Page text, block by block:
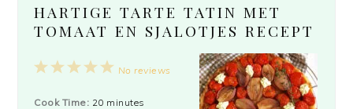
HARTIGE TARTE TATIN MET
TOMAAT EN SJALOTJES RECEPT
5
4
3
2
1
No reviews
Cook Time: 20 minutes